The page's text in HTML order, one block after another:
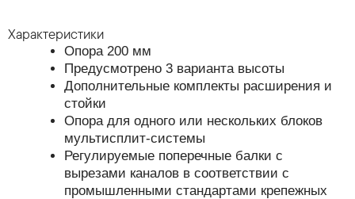
Характеристики
Опора 200 мм
Предусмотрено 3 варианта высоты
Дополнительные комплекты расширения и
стойки
Опора для одного или нескольких блоков
мультисплит-системы
Регулируемые поперечные балки с
вырезами каналов в соответствии с
промышленными стандартами крепежных